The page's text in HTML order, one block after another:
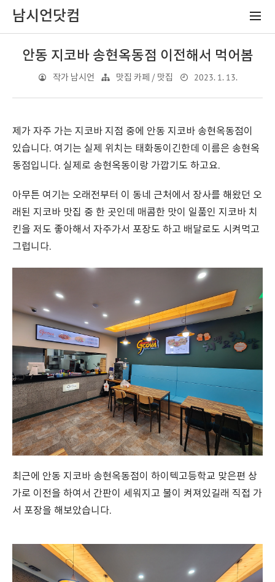
남시언닷컴
안동 지코바 송현옥동점 이전해서 먹어봄
작가 남시언 맛집 카페 / 맛집 2023. 1. 13.
제가 자주 가는 지코바 지점 중에 안동 지코바 송현옥동점이
있습니다. 여기는 실제 위치는 태화동이긴한데 이름은 송현옥
동점입니다. 실제로 송현옥동이랑 가깝기도 하고요.
아무튼 여기는 오래전부터 이 동네 근처에서 장사를 해왔던 오
래된 지코바 맛집 중 한 곳인데 매콤한 맛이 일품인 지코바 치
킨을 저도 좋아해서 자주가서 포장도 하고 배달로도 시켜먹고
그럽니다.
최근에 안동 지코바 송현옥동점이 하이텍고등학교 맞은편 상
가로 이전을 하여서 간판이 세워지고 불이 켜져있길래 직접 가
서 포장을 해보았습니다.